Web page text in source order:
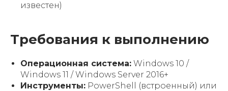
известен)
Требования к выполнению
Операционная система: Windows 10 /
Windows 11 / Windows Server 2016+
Инструменты: PowerShell (встроенный) или